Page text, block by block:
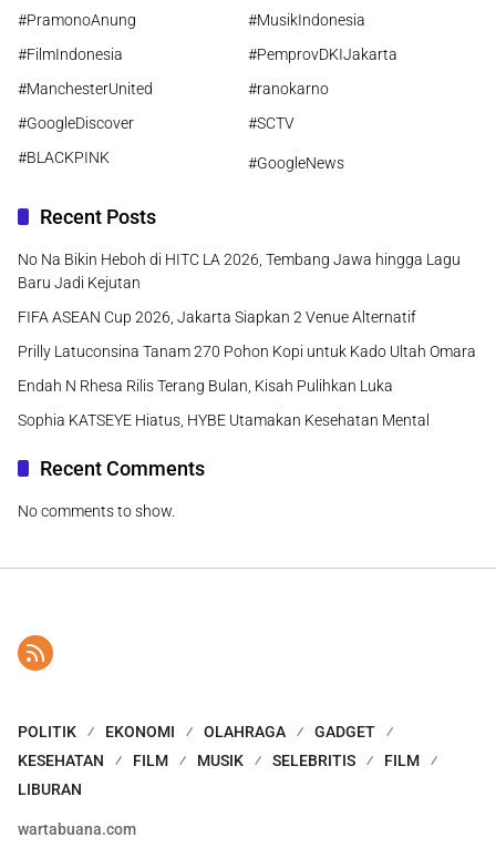
#PramonoAnung
#MusikIndonesia
#FilmIndonesia
#PemprovDKIJakarta
#ManchesterUnited
#ranokarno
#GoogleDiscover
#SCTV
#BLACKPINK
#GoogleNews
Recent Posts
No Na Bikin Heboh di HITC LA 2026, Tembang Jawa hingga Lagu
Baru Jadi Kejutan
FIFA ASEAN Cup 2026, Jakarta Siapkan 2 Venue Alternatif
Prilly Latuconsina Tanam 270 Pohon Kopi untuk Kado Ultah Omara
Endah N Rhesa Rilis Terang Bulan, Kisah Pulihkan Luka
Sophia KATSEYE Hiatus, HYBE Utamakan Kesehatan Mental
Recent Comments
No comments to show.
POLITIK EKONOMI OLAHRAGA
GADGET
KESEHATAN
FILM MUSIK SELEBRITIS
FILM
LIBURAN
wartabuana.com